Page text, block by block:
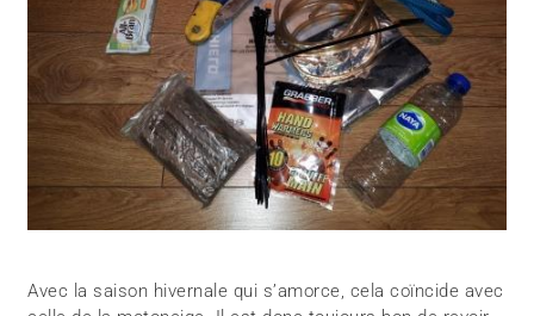
Avec la saison hivernale qui s’amorce, cela coïncide avec